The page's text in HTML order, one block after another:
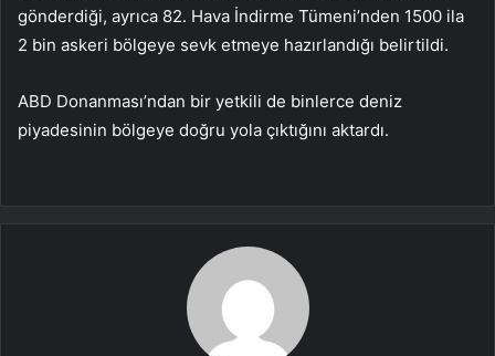
gönderdiği, ayrıca 82. Hava İndirme Tümeni’nden 1500 ila
2 bin askeri bölgeye sevk etmeye hazırlandığı belirtildi.
ABD Donanması’ndan bir yetkili de binlerce deniz
piyadesinin bölgeye doğru yola çıktığını aktardı.